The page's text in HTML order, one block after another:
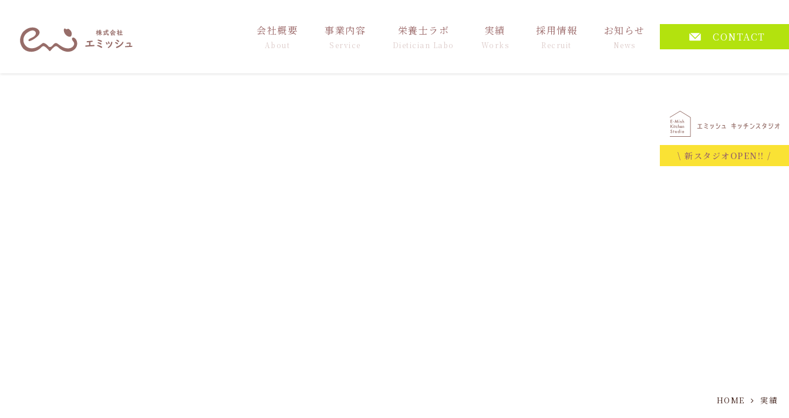
会社概要
About
事業内容
Service
栄養士ラボ
Dietician Labo
実績
Works
採用情報
Recruit
お知らせ
News
CONTACT
\ 新スタジオOPEN!! /
HOME 実績